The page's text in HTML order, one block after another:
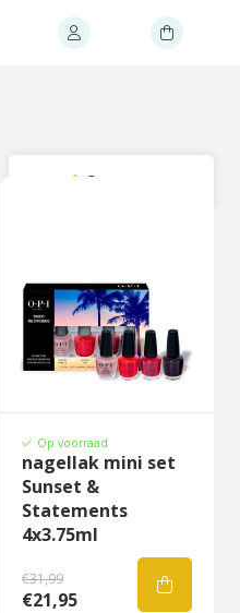
Sorteer
Op voorraad
nagellak mini set
Sunset &
Statements
4x3.75ml
€31,99
€21,95